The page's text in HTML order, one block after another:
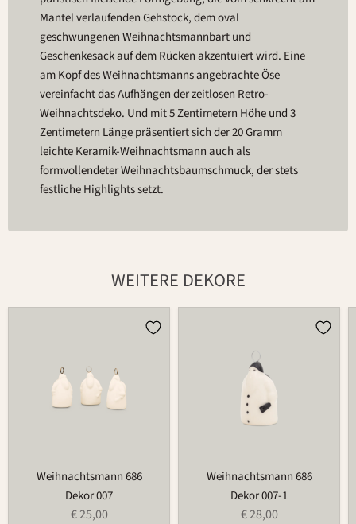
Mantel verlaufenden Gehstock, dem oval
geschwungenen Weihnachtsmannbart und
Geschenkesack auf dem Rücken akzentuiert wird. Eine
am Kopf des Weihnachtsmanns angebrachte Öse
vereinfacht das Aufhängen der zeitlosen Retro-
Weihnachtsdeko. Und mit 5 Zentimetern Höhe und 3
Zentimetern Länge präsentiert sich der 20 Gramm
leichte Keramik-Weihnachtsmann auch als
formvollendeter Weihnachtsbaumschmuck, der stets
festliche Highlights setzt.
WEITERE DEKORE
Weihnachtsmann 686
Dekor 007
€ 25,00
Weihnachtsmann 686
Dekor 007-1
€ 28,00